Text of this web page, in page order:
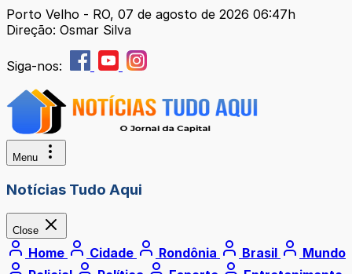
Porto Velho - RO, 07 de agosto de 2026 06:47h
Direção: Osmar Silva
Siga-nos:
Menu
Notícias Tudo Aqui
Close
Home Cidade Rondônia Brasil
Mundo